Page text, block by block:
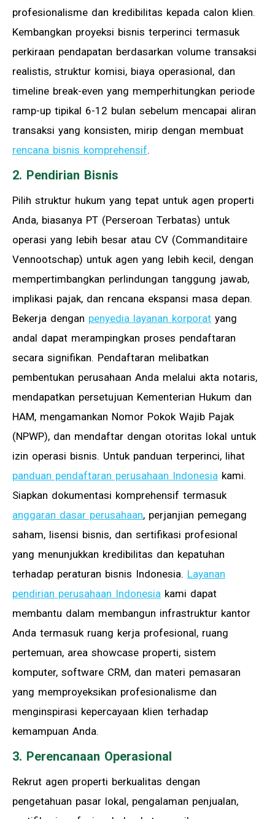
profesionalisme dan kredibilitas kepada calon klien.
Kembangkan proyeksi bisnis terperinci termasuk
perkiraan pendapatan berdasarkan volume transaksi
realistis, struktur komisi, biaya operasional, dan
timeline break-even yang memperhitungkan periode
ramp-up tipikal 6-12 bulan sebelum mencapai aliran
transaksi yang konsisten, mirip dengan membuat
rencana bisnis komprehensif.
2. Pendirian Bisnis
Pilih struktur hukum yang tepat untuk agen properti
Anda, biasanya PT (Perseroan Terbatas) untuk
operasi yang lebih besar atau CV (Commanditaire
Vennootschap) untuk agen yang lebih kecil, dengan
mempertimbangkan perlindungan tanggung jawab,
implikasi pajak, dan rencana ekspansi masa depan.
Bekerja dengan penyedia layanan korporat yang
andal dapat merampingkan proses pendaftaran
secara signifikan. Pendaftaran melibatkan
pembentukan perusahaan Anda melalui akta notaris,
mendapatkan persetujuan Kementerian Hukum dan
HAM, mengamankan Nomor Pokok Wajib Pajak
(NPWP), dan mendaftar dengan otoritas lokal untuk
izin operasi bisnis. Untuk panduan terperinci, lihat
panduan pendaftaran perusahaan Indonesia kami.
Siapkan dokumentasi komprehensif termasuk
anggaran dasar perusahaan, perjanjian pemegang
saham, lisensi bisnis, dan sertifikasi profesional
yang menunjukkan kredibilitas dan kepatuhan
terhadap peraturan bisnis Indonesia. Layanan
pendirian perusahaan Indonesia kami dapat
membantu dalam membangun infrastruktur kantor
Anda termasuk ruang kerja profesional, ruang
pertemuan, area showcase properti, sistem
komputer, software CRM, dan materi pemasaran
yang memproyeksikan profesionalisme dan
menginspirasi kepercayaan klien terhadap
kemampuan Anda.
3. Perencanaan Operasional
Rekrut agen properti berkualitas dengan
pengetahuan pasar lokal, pengalaman penjualan,